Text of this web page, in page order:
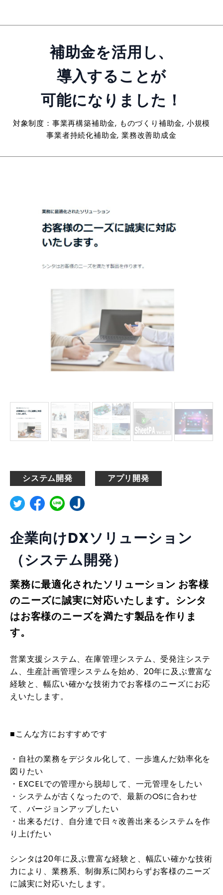
補助金を活用し、
導入することが
可能になりました！
対象制度：事業再構築補助金, ものづくり補助金, 小規模
事業者持続化補助金, 業務改善助成金
システム開発 アプリ開発
企業向けDXソリューション
（システム開発）
業務に最適化されたソリューション お客様
のニーズに誠実に対応いたします。シンタ
はお客様のニーズを満たす製品を作りま
す。
営業支援システム、在庫管理システム、受発注システ
ム、生産計画管理システムを始め、20年に及ぶ豊富な
経験と、幅広い確かな技術力でお客様のニーズにお応
えいたします。
■こんな方におすすめです
・自社の業務をデジタル化して、一歩進んだ効率化を
図りたい
・EXCELでの管理から脱却して、一元管理をしたい
・システムが古くなったので、最新のOSに合わせ
て、バージョンアップしたい
・出来るだけ、自分達で日々改善出来るシステムを作
り上げたい
シンタは20年に及ぶ豊富な経験と、幅広い確かな技術
力により、業務系、制御系に関わらずお客様のニーズ
に誠実に対応いたします。